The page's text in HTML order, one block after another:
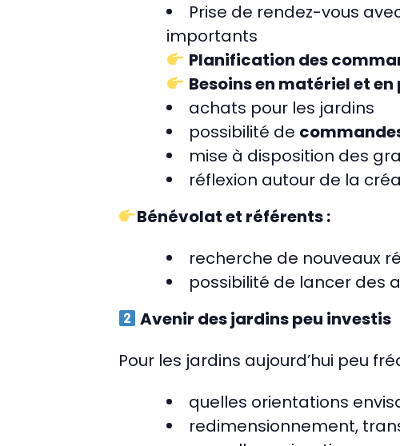
Prise de rendez-vous
importants
Planification des
Besoins en matériel et
achats pour les jardins
possibilité de
mise à disposition des
réflexion autour de la
Bénévolat et référents :
recherche de nouveaux
possibilité de lancer des
Avenir des jardins peu investis
Pour les jardins aujourd’hui peu
quelles orientations
redimensionnement,